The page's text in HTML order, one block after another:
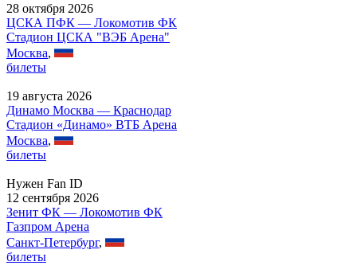
28 октября 2026
ЦСКА ПФК — Локомотив ФК
Стадион ЦСКА "ВЭБ Арена"
Москва,
билеты
19 августа 2026
Динамо Москва — Краснодар
Стадион «Динамо» ВТБ Арена
Москва,
билеты
Нужен Fan ID
12 сентября 2026
Зенит ФК — Локомотив ФК
Газпром Арена
Санкт-Петербург,
билеты